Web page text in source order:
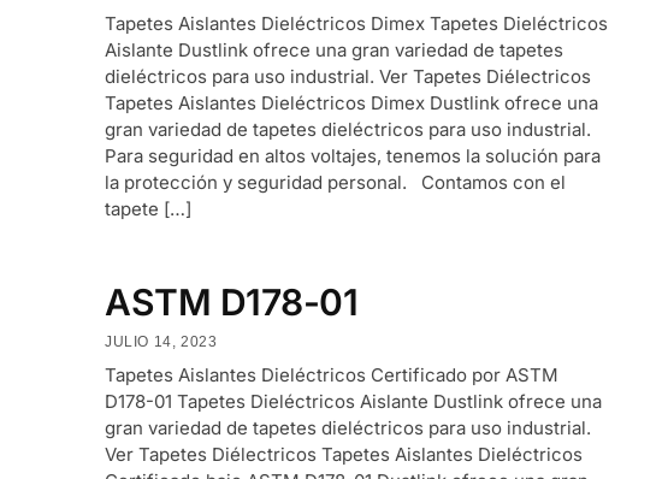
Tapetes Aislantes Dieléctricos Dimex Tapetes Dieléctricos
Aislante Dustlink ofrece una gran variedad de tapetes
dieléctricos para uso industrial. Ver Tapetes Diélectricos
Tapetes Aislantes Dieléctricos Dimex Dustlink ofrece una
gran variedad de tapetes dieléctricos para uso industrial.
Para seguridad en altos voltajes, tenemos la solución para
la protección y seguridad personal. Contamos con el
tapete […]
ASTM D178-01
JULIO 14, 2023
Tapetes Aislantes Dieléctricos Certificado por ASTM
D178-01 Tapetes Dieléctricos Aislante Dustlink ofrece una
gran variedad de tapetes dieléctricos para uso industrial.
Ver Tapetes Diélectricos Tapetes Aislantes Dieléctricos